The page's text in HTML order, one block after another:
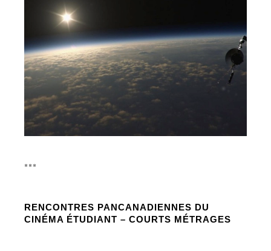
***
RENCONTRES PANCANADIENNES DU
CINÉMA ÉTUDIANT – COURTS MÉTRAGES